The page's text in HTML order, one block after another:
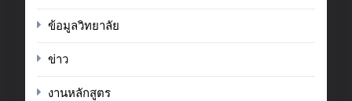
ข้อมูลวิทยาลัย
ข่าว
งานหลักสูตร